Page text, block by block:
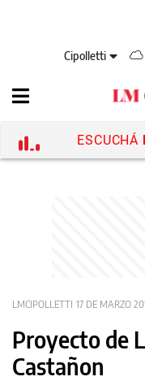
Cipolletti
ESCUCHÁ
LMCIPOLLETTI 17 DE MARZO
Proyecto de
Castañon